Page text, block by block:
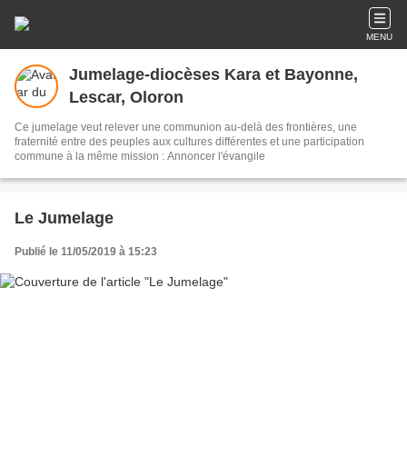
MENU
Jumelage-diocèses Kara et Bayonne,
Lescar, Oloron
Ce jumelage veut relever une communion au-delà des frontières, une
fraternité entre des peuples aux cultures différentes et une participation
commune à la même mission : Annoncer l'évangile
Le Jumelage
Publié le 11/05/2019 à 15:23